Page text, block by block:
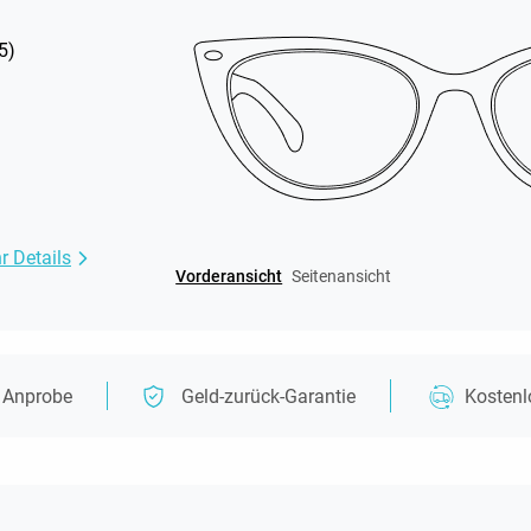
)
Details
Vorderansicht Seitenansicht
Geld-zurück-Garantie